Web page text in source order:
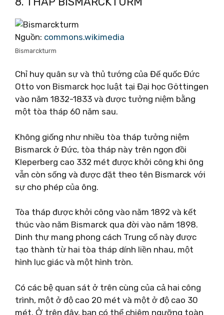
Nguồn: commons.wikimedia
Bismarckturm
Chỉ huy quân sự và thủ tướng của Đế quốc Đức
Otto von Bismarck học luật tại Đại học Göttingen
vào năm 1832-1833 và được tưởng niệm bằng
một tòa tháp 60 năm sau.
Không giống như nhiều tòa tháp tưởng niệm
Bismarck ở Đức, tòa tháp này trên ngọn đồi
Kleperberg cao 332 mét được khởi công khi ông
vẫn còn sống và được đặt theo tên Bismarck với
sự cho phép của ông.
Tòa tháp được khởi công vào năm 1892 và kết
thúc vào năm Bismarck qua đời vào năm 1898.
Dinh thự mang phong cách Trung cổ này được
tạo thành từ hai tòa tháp dính liền nhau, một
hình lục giác và một hình tròn.
Có các bệ quan sát ở trên cùng của cả hai công
trình, một ở độ cao 20 mét và một ở độ cao 30
mét. Ở trên đây, bạn có thể chiêm ngưỡng toàn